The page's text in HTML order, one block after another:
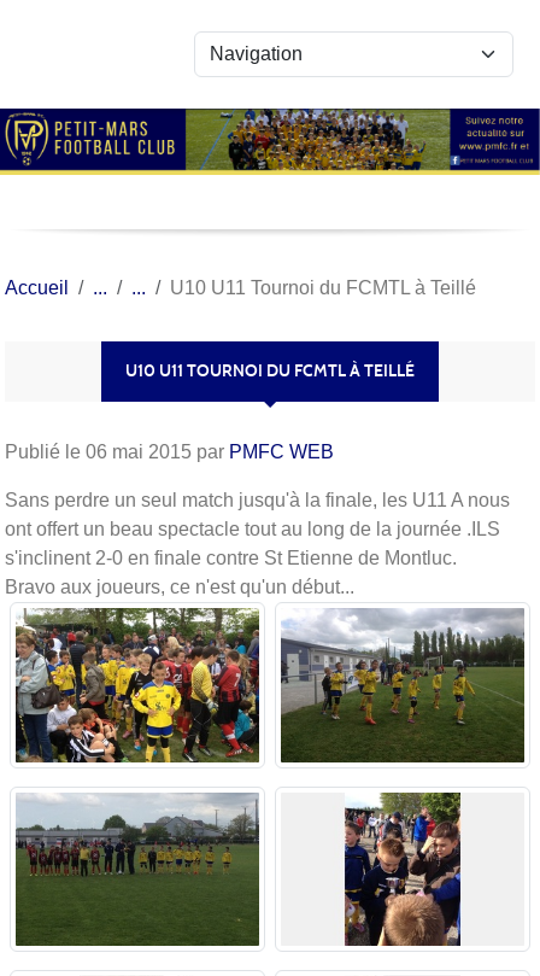
Accueil U10 U11 Tournoi du FCMTL à Teillé
U10 U11 TOURNOI DU FCMTL À TEILLÉ
Publié le 06 mai 2015 par PMFC WEB
Sans perdre un seul match jusqu'à la finale, les U11 A nous
ont offert un beau spectacle tout au long de la journée .ILS
s'inclinent 2-0 en finale contre St Etienne de Montluc.
Bravo aux joueurs, ce n'est qu'un début...